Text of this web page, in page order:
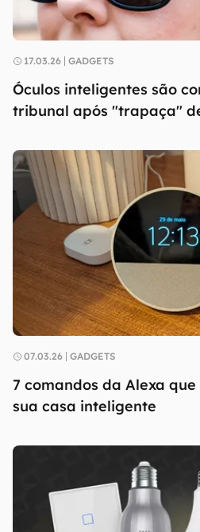
17.03.26 GADGETS
Óculos inteligentes são
tribunal após "trapaça"
07.03.26 GADGETS
7 comandos da Alexa
sua casa inteligente